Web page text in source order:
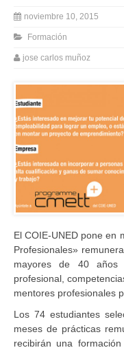
noviembre 10, 2015
Formación
jose carlos muñoz
El COIE-UNED pone en
Profesionales»
mayores de 40 años
profesional,
mentores profesionales
Los 74 estudiantes
meses de prácticas
recibirán una